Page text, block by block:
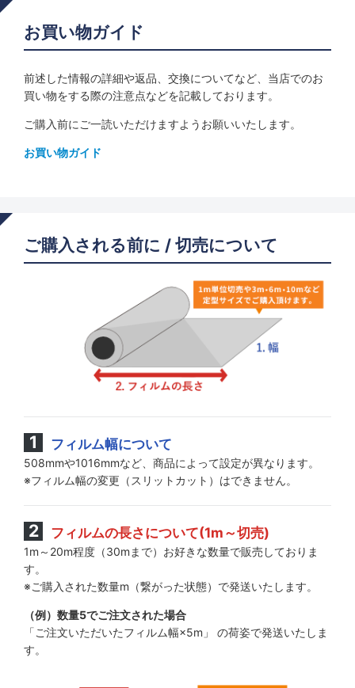
お買い物ガイド
前述した情報の詳細や返品、交換についてなど、当店でのお
買い物をする際の注意点などを記載しております。
ご購入前にご一読いただけますようお願いいたします。
お買い物ガイド
ご購入される前に / 切売について
フィルム幅について
508mmや1016mmなど、商品によって設定が異なります。
※フィルム幅の変更（スリットカット）はできません。
フィルムの長さについて(1m～切売)
1m～20m程度（30mまで）お好きな数量で販売しておりま
す。
※ご購入された数量m（繋がった状態）で発送いたします。
（例）数量5でご注文された場合
「ご注文いただいたフィルム幅×5m」 の荷姿で発送いたしま
す。